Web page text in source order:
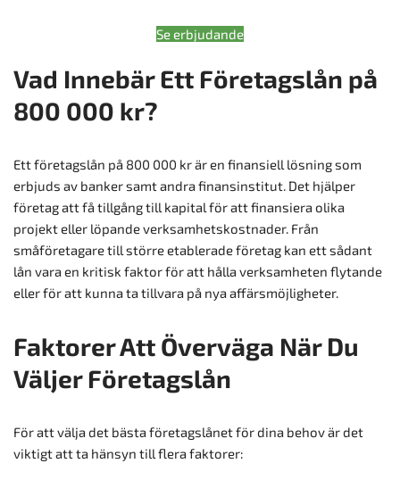
Se erbjudande
Vad Innebär Ett Företagslån på
800 000 kr?
Ett företagslån på 800 000 kr är en finansiell lösning som
erbjuds av banker samt andra finansinstitut. Det hjälper
företag att få tillgång till kapital för att finansiera olika
projekt eller löpande verksamhetskostnader. Från
småföretagare till större etablerade företag kan ett sådant
lån vara en kritisk faktor för att hålla verksamheten flytande
eller för att kunna ta tillvara på nya affärsmöjligheter.
Faktorer Att Överväga När Du
Väljer Företagslån
För att välja det bästa företagslånet för dina behov är det
viktigt att ta hänsyn till flera faktorer: